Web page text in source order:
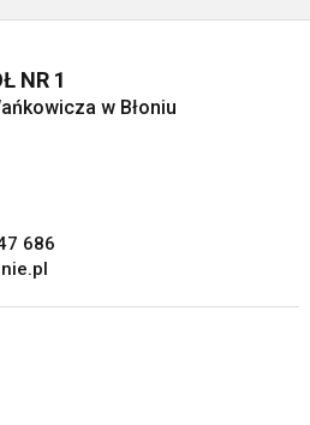
NR 1
w Błoniu
686